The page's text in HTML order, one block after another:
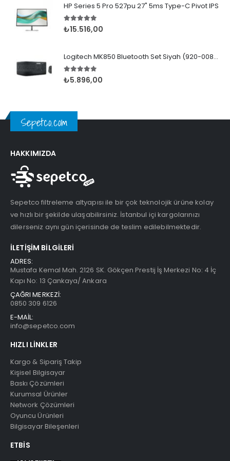
HP Series 5 Pro 527pu 27" 5ms Type-C Pivot IPS
5.005 üzerinden
₺15.516,00
Logitech MK850 Bluetooth Set Siyah (920-008230)
5.005 üzerinden
₺5.896,00
Sepetco.com
HAKKIMIZDA
Sepetco filtreleme altyapısı ile bir çok teknolojik ürüne kolay
ve hızlı bir şekilde ulaşabilirsiniz. İstanbul içi kargolarınızı
dilerseniz aynı gün içerisinde de teslim edilebilmektedir.
İLETIŞIM BILGILERI
ADRES:
Mustafa Kemal Mah. 2126 SK. Gökçen Prestij İş Merkezi No: 4 İç
Kapı No: 13 Çankaya/ Ankara
ÇAĞRI MERKEZİ:
0850 309 6126
E-MAİL:
info@sepetco.com
HIZLI LINKLER
Kargo & Sipariş Takip
Kişisel Bilgisayar
Baskı Çözümleri
Kurumsal Ürünler
Network Çözümleri
Oyuncu Ürünleri
Bilgisayar Bileşenleri
ETBIS